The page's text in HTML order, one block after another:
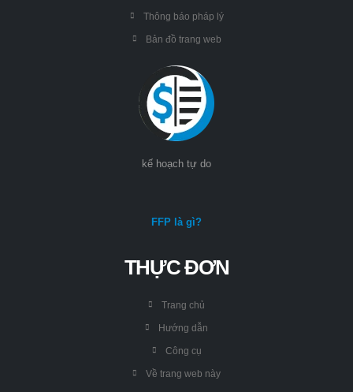
Thông báo pháp lý
Bản đồ trang web
kế hoạch tự do
FFP là gì?
THỰC ĐƠN
Trang chủ
Hướng dẫn
Công cụ
Về trang web này